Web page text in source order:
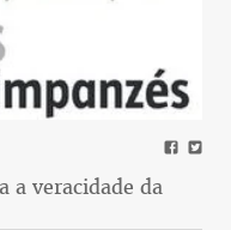
a veracidade da